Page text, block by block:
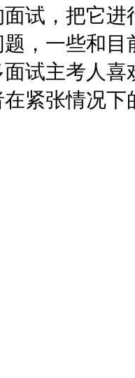
面试，把
，一些和
试主考人
在紧张情况